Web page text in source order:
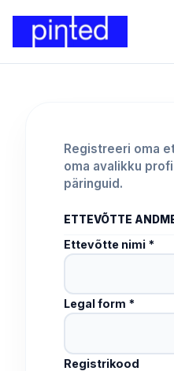
Registreeri oma
oma avalikku
päringuid.
ETTEVÕTTE
Ettevõtte nimi *
Legal form *
Registrikood